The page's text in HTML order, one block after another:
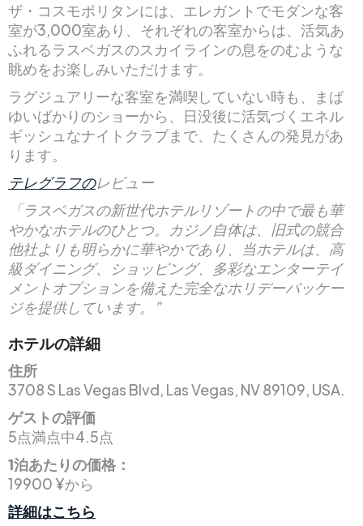
ザ・コスモポリタンには、エレガントでモダンな客
室が3,000室あり、それぞれの客室からは、活気あ
ふれるラスベガスのスカイラインの息をのむような
眺めをお楽しみいただけます。
ラグジュアリーな客室を満喫していない時も、まば
ゆいばかりのショーから、日没後に活気づくエネル
ギッシュなナイトクラブまで、たくさんの発見があ
ります。
テレグラフのレビュー
「ラスベガスの新世代ホテルリゾートの中で最も華
やかなホテルのひとつ。カジノ自体は、旧式の競合
他社よりも明らかに華やかであり、当ホテルは、高
級ダイニング、ショッピング、多彩なエンターテイ
メントオプションを備えた完全なホリデーパッケー
ジを提供しています。”
ホテルの詳細
住所
3708 S Las Vegas Blvd, Las Vegas, NV 89109, USA.
ゲストの評価
5点満点中4.5点
1泊あたりの価格：
19900 ¥から
詳細はこちら